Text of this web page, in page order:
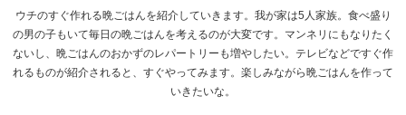
ウチのすぐ作れる晩ごはんを紹介していきます。我が家は5人家族。食べ盛り
の男の子もいて毎日の晩ごはんを考えるのが大変です。マンネリにもなりたく
ないし、晩ごはんのおかずのレパートリーも増やしたい。テレビなどですぐ作
れるものが紹介されると、すぐやってみます。楽しみながら晩ごはんを作って
いきたいな。